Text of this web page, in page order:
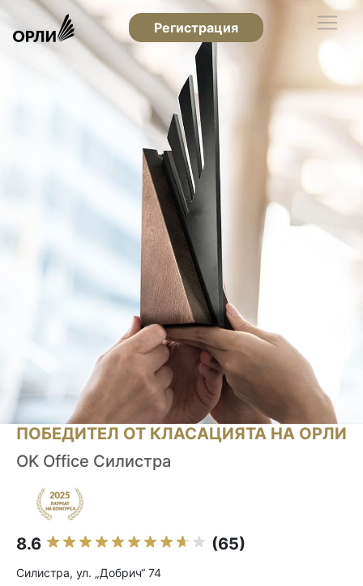
Регистрация
ПОБЕДИТЕЛ ОТ КЛАСАЦИЯТА НА ОРЛИ
OK Office Силистра
8.6 (65)
Силистра, ул. „Добрич“ 74